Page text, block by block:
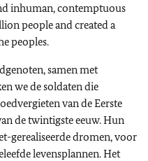
inhuman, contemptuous
people and created a
peoples.
samen met
we de soldaten die
van de Eerste
de twintigste eeuw. Hun
gerealiseerde dromen, voor
levensplannen. Het